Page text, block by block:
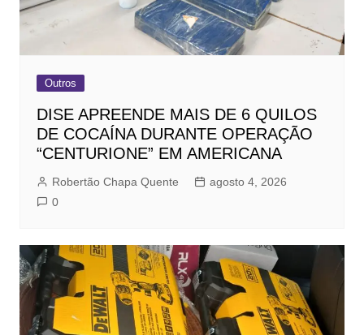
Outros
DISE APREENDE MAIS DE 6 QUILOS
DE COCAÍNA DURANTE OPERAÇÃO
“CENTURIONE” EM AMERICANA
Robertão Chapa Quente
agosto 4, 2026
0